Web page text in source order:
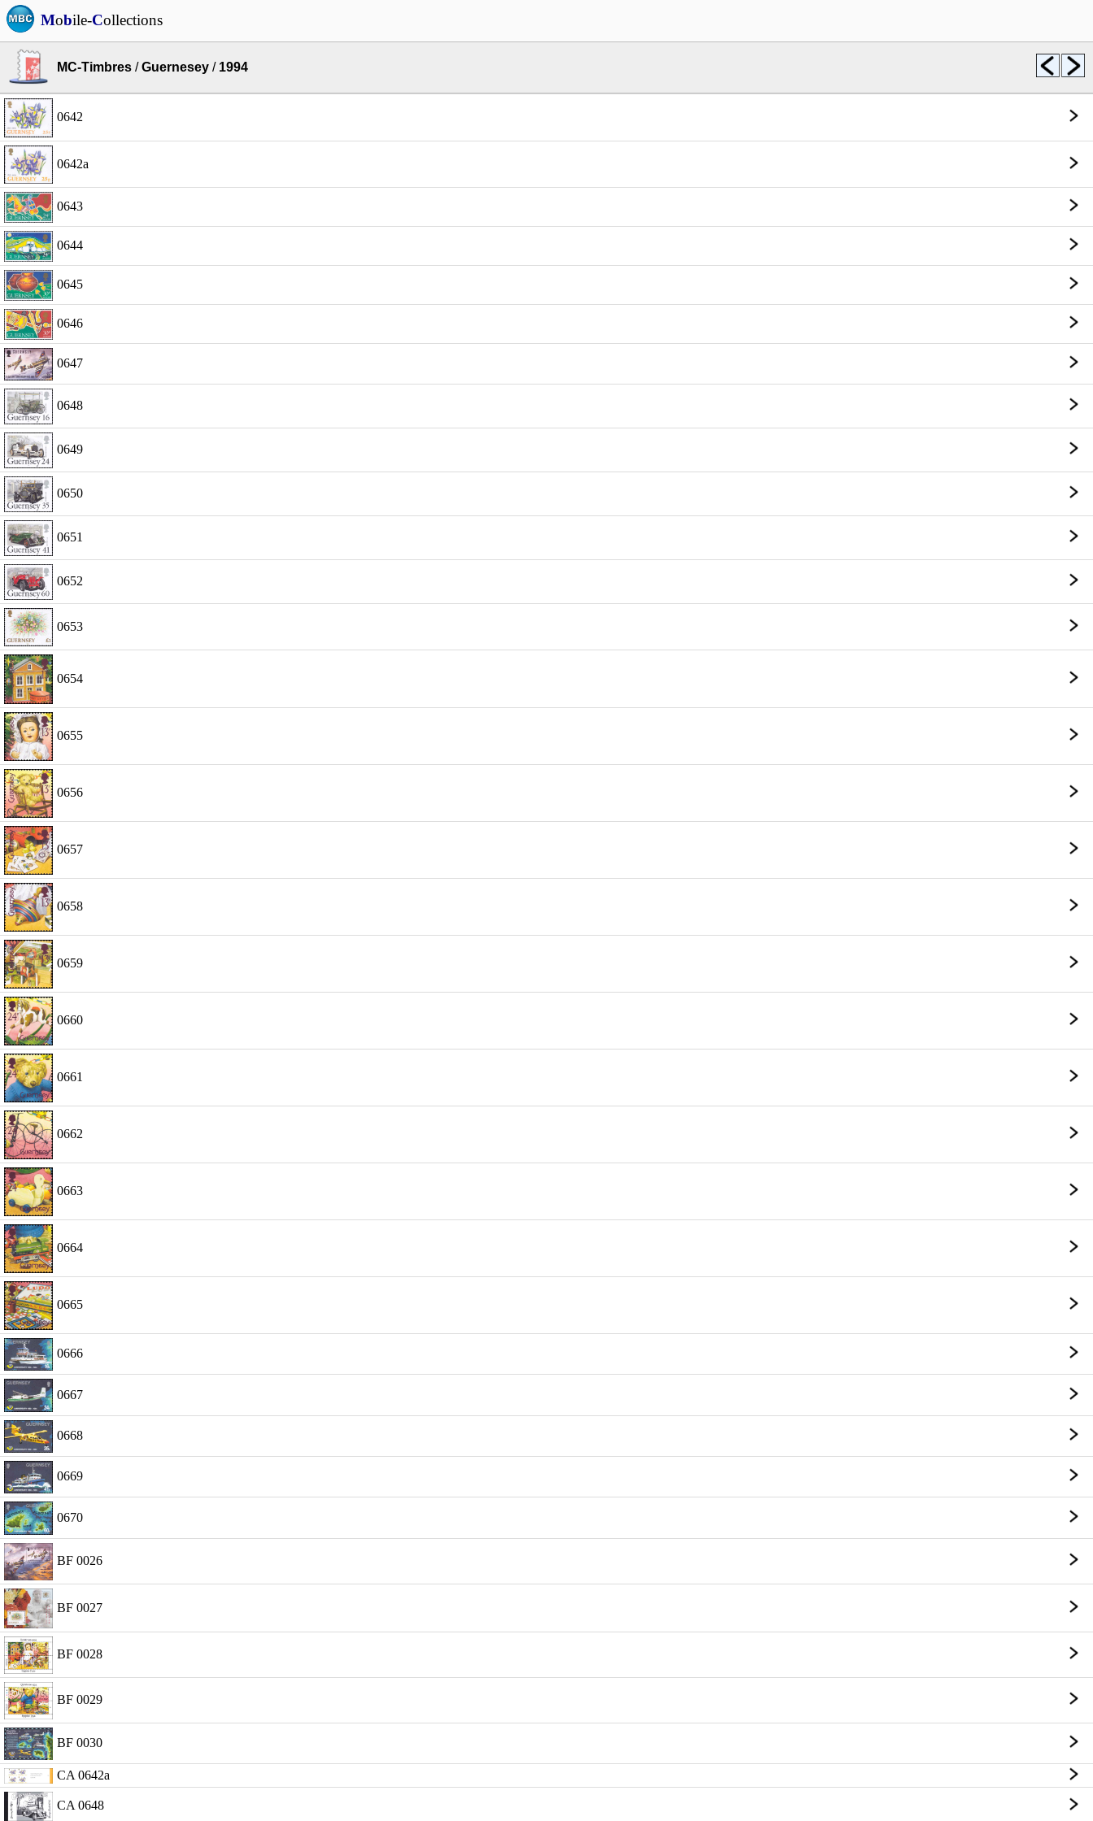
Mobile-Collections
MC-Timbres /Guernesey / 1994
0642
0642a
0643
0644
0645
0646
0647
0648
0649
0650
0651
0652
0653
0654
0655
0656
0657
0658
0659
0660
0661
0662
0663
0664
0665
0666
0667
0668
0669
0670
BF 0026
BF 0027
BF 0028
BF 0029
BF 0030
CA 0642a
CA 0648